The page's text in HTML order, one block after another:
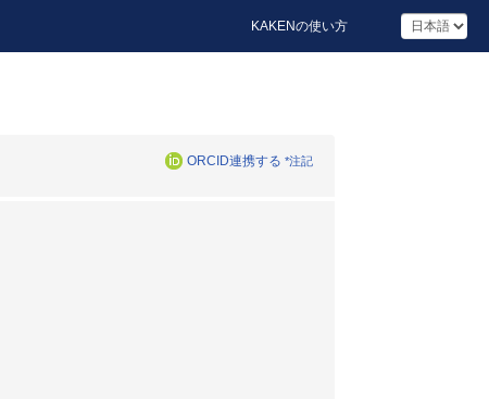
KAKENの使い方
ORCID連携する *注記